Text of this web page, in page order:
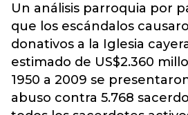
Un análisis parroquia por
que los escándalos
donativos a la Iglesia
estimado de US$2.360
1950 a 2009 se
abuso contra 5.768